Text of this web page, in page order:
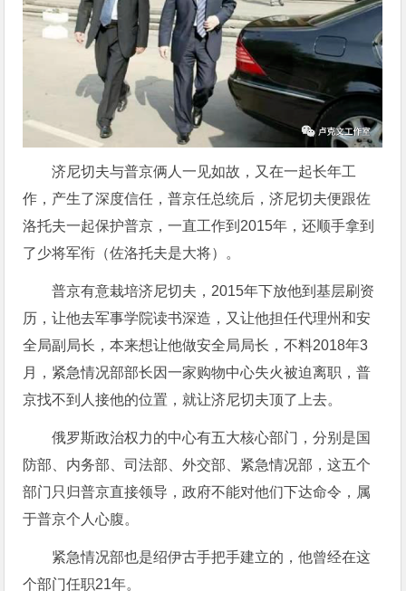
济尼切夫与普京俩人一见如故，又在一起长年工
作，产生了深度信任，普京任总统后，济尼切夫便跟佐
洛托夫一起保护普京，一直工作到2015年，还顺手拿到
了少将军衔（佐洛托夫是大将）。
普京有意栽培济尼切夫，2015年下放他到基层刷资
历，让他去军事学院读书深造，又让他担任代理州和安
全局副局长，本来想让他做安全局局长，不料2018年3
月，紧急情况部部长因一家购物中心失火被迫离职，普
京找不到人接他的位置，就让济尼切夫顶了上去。
俄罗斯政治权力的中心有五大核心部门，分别是国
防部、内务部、司法部、外交部、紧急情况部，这五个
部门只归普京直接领导，政府不能对他们下达命令，属
于普京个人心腹。
紧急情况部也是绍伊古手把手建立的，他曾经在这
个部门任职21年。